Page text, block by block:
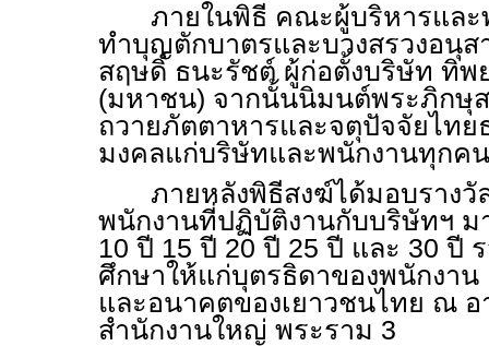
ภายในพิธี คณะผู้บริหารแล
ทำบุญตักบาตรและบวงสรวงอนุ
สฤษดิ์ ธนะรัชต์ ผู้ก่อตั้งบริษัท ทิพ
(มหาชน) จากนั้นนิมนต์พระภิกษุ
ถวายภัตตาหารและจตุปัจจัยไทย
มงคลแก่บริษัทและพนักงานทุกคน
ภายหลังพิธีสงฆ์ได้มอบรางวั
พนักงานที่ปฏิบัติงานกับบริษัทฯ ม
10 ปี 15 ปี 20 ปี 25 ปี และ 30 ปี
ศึกษาให้แก่บุตรธิดาของพนักงาน
และอนาคตของเยาวชนไทย ณ
สำนักงานใหญ่ พระราม 3